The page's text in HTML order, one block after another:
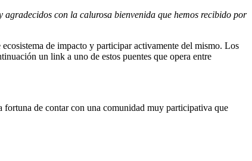
agradecidos con la calurosa bienvenida que hemos recibido por
de impacto y participar activamente del mismo. Los
un link a uno de estos puentes que opera entre
fortuna de contar con una comunidad muy participativa que